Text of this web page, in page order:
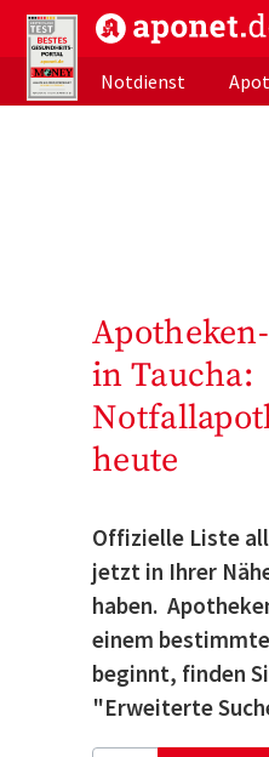
aponet.de - Das
Notdienst
in Taucha:
heute
Offizielle Liste
jetzt in Ihrer
haben.
einem
beginnt, finden
"Erweiterte